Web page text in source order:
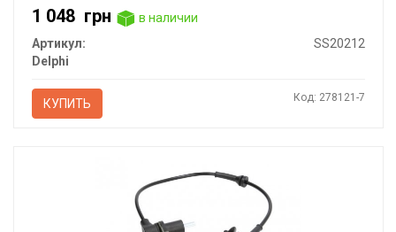
1 048 грн
в наличии
Артикул:
SS20212
Delphi
КУПИТЬ Код: 278121-7